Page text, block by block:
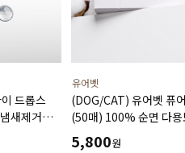
드롭스
새제거
유어벳
(DOG/CAT) 유어벳 퓨
(50매) 100% 순면 다용
5,800원